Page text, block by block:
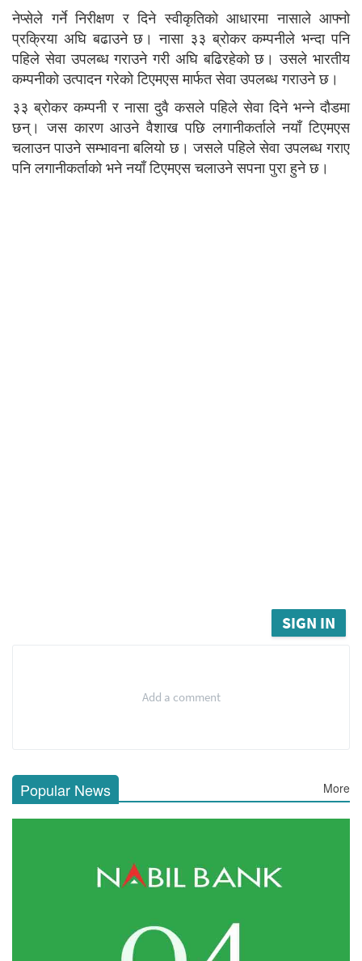
नेप्सेले गर्ने निरीक्षण र दिने स्वीकृतिको आधारमा नासाले आफ्नो
प्रक्रिया अघि बढाउने छ। नासा ३३ ब्रोकर कम्पनीले भन्दा पनि
पहिले सेवा उपलब्ध गराउने गरी अघि बढिरहेको छ। उसले भारतीय
कम्पनीको उत्पादन गरेको टिएमएस मार्फत सेवा उपलब्ध गराउने छ।
३३ ब्रोकर कम्पनी र नासा दुवै कसले पहिले सेवा दिने भन्ने दौडमा
छन्। जस कारण आउने वैशाख पछि लगानीकर्ताले नयाँ टिएमएस
चलाउन पाउने सम्भावना बलियो छ। जसले पहिले सेवा उपलब्ध गराए
पनि लगानीकर्ताको भने नयाँ टिएमएस चलाउने सपना पुरा हुने छ।
SIGN IN
Add a comment
Popular News More